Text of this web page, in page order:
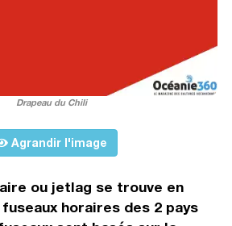
Drapeau du Chili
Agrandir l'image
ou jetlag se trouve en
horaires des 2 pays